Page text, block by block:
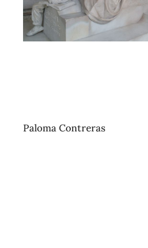
Paloma Contreras